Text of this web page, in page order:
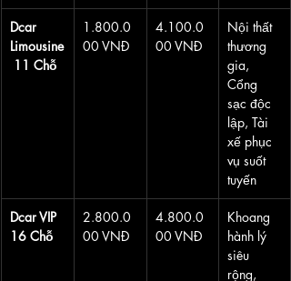
Dcar
Limousine
11 Chỗ
1.800.0
00 VNĐ
4.100.0
00 VNĐ
Nội thất
thương
gia,
Cổng
sạc độc
lập, Tài
xế phục
vụ suốt
tuyến
Dcar VIP
16 Chỗ
2.800.0
00 VNĐ
4.800.0
00 VNĐ
Khoang
hành lý
siêu
rộng,